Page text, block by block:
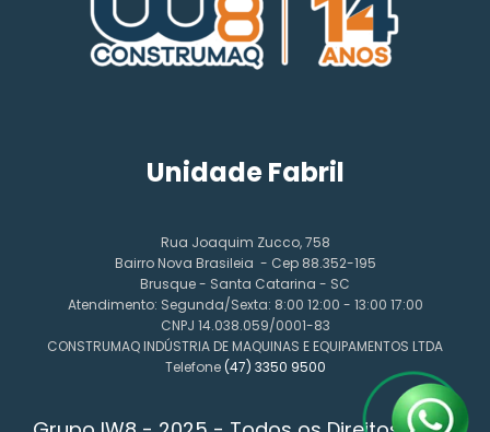
Unidade Fabril
Rua Joaquim Zucco, 758
Bairro Nova Brasileia - Cep 88.352-195
Brusque - Santa Catarina - SC
Atendimento: Segunda/Sexta: 8:00 12:00 - 13:00 17:00
CNPJ 14.038.059/0001-83
CONSTRUMAQ INDÚSTRIA DE MAQUINAS E EQUIPAMENTOS LTDA
Telefone (47) 3350 9500